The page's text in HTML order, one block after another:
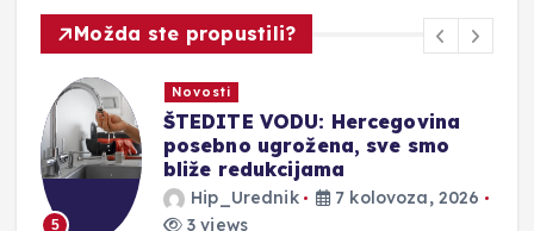
Možda ste propustili?
5
Novosti
ŠTEDITE VODU: Hercegovina
posebno ugrožena, sve smo
bliže redukcijama
Hip_Urednik
7 kolovoza, 2026
3 views